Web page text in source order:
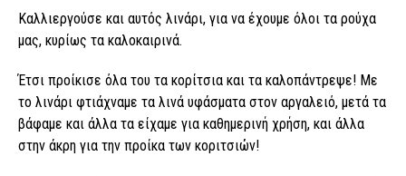
Καλλιεργούσε και αυτός λινάρι, για να έχουμε όλοι τα ρούχα
μας, κυρίως τα καλοκαιρινά.
Έτσι προίκισε όλα του τα κορίτσια και τα καλοπάντρεψε! Με
το λινάρι φτιάχναμε τα λινά υφάσματα στον αργαλειό, μετά τα
βάφαμε και άλλα τα είχαμε για καθημερινή χρήση, και άλλα
στην άκρη για την προίκα των κοριτσιών!